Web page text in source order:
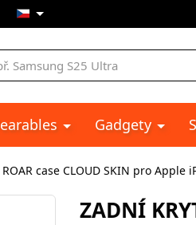
Gadgety
case CLOUD SKIN pro Apple
ZADNÍ